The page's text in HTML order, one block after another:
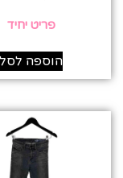
פריט יחיד
הוספה לסל